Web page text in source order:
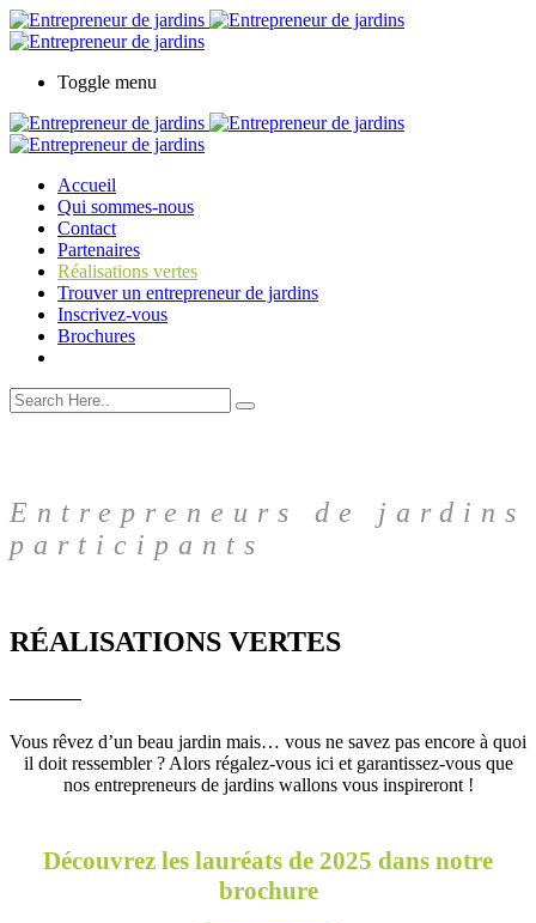
Toggle menu
Accueil
Qui sommes-nous
Contact
Partenaires
Réalisations vertes
Trouver un entrepreneur de jardins
Inscrivez-vous
Brochures
Entrepreneurs de jardins
participants
RÉALISATIONS VERTES
Vous rêvez d’un beau jardin mais… vous ne savez pas encore à quoi
il doit ressembler ? Alors régalez-vous ici et garantissez-vous que
nos entrepreneurs de jardins wallons vous inspireront !
Découvrez les lauréats de 2025 dans notre
brochure